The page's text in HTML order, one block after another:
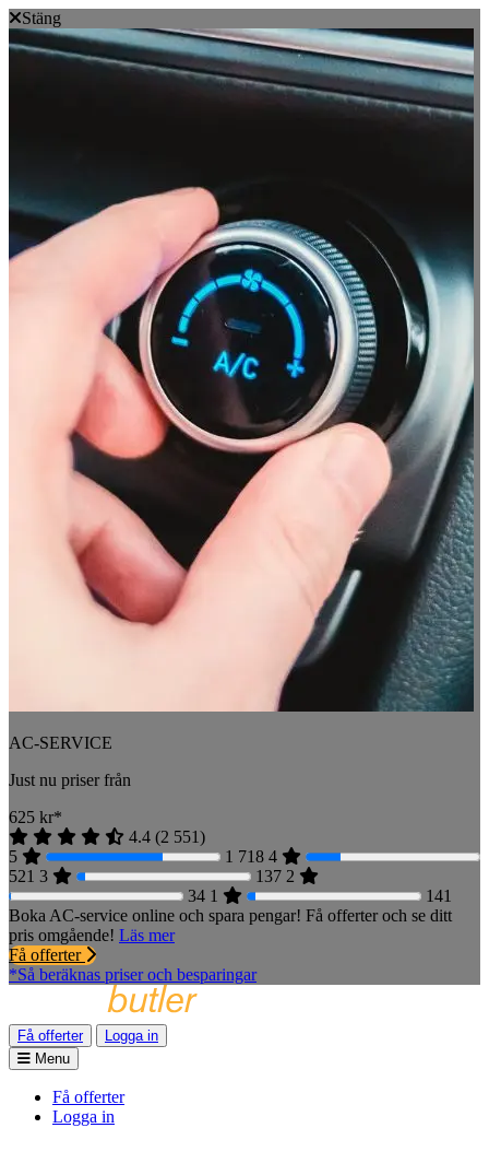
Stäng
AC-SERVICE
Just nu priser från
625 kr*
4.4 (2 551)
5
1 718 4
521 3 137 2
34 1
141
Boka AC-service online och spara pengar! Få offerter och se ditt
pris omgående! Läs mer
Få offerter
*Så beräknas priser och besparingar
Få offerter
Logga in
Menu
Få offerter
Logga in